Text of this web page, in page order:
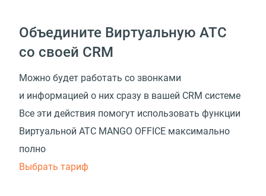
Объедините Виртуальную АТС
со своей CRM
Можно будет работать со звонками
и информацией о них сразу в вашей CRM системе
Все эти действия помогут использовать функции
Виртуальной АТС MANGO OFFICE максимально
полно
Выбрать тариф